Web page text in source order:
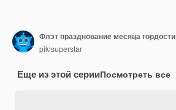
Флэт празднование месяца гордости
pikisuperstar
Еще из этой серииПосмотреть все